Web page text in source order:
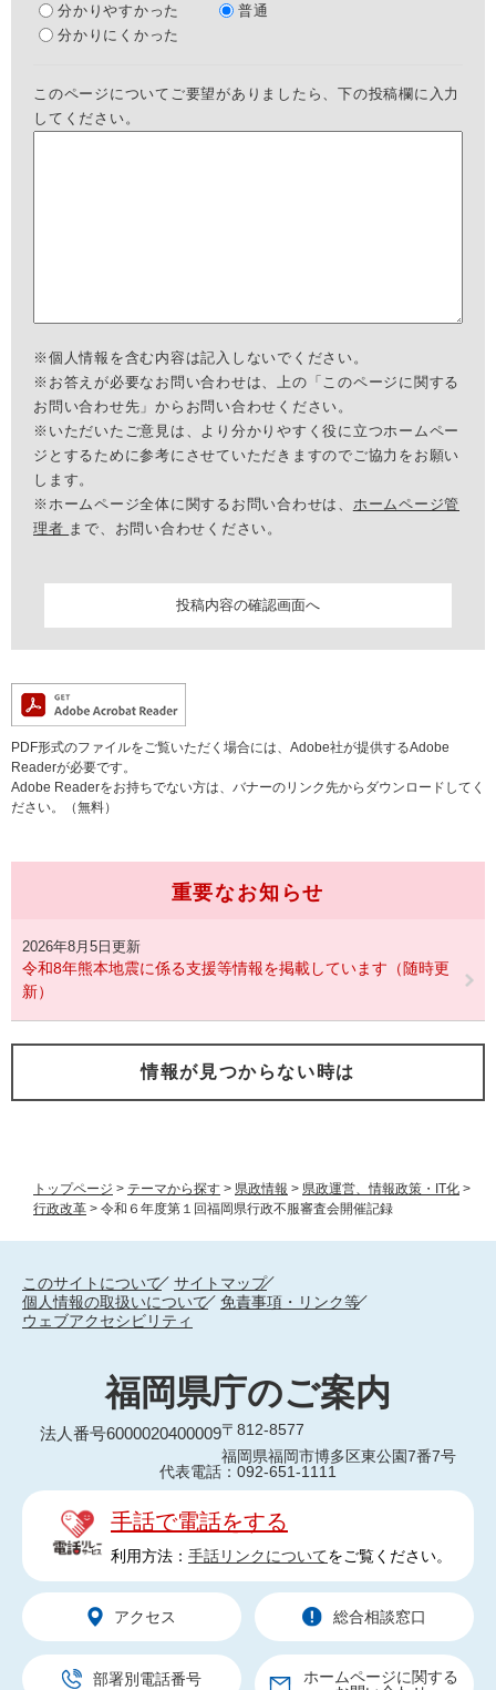
トップページ > テーマから探す > 県政情報 > 県政運営、情報政策・IT化 >
行政改革 > 令和６年度第１回福岡県行政不服審査会開催記録
分かりやすかった
普通
分かりにくかった
このページについてご要望がありましたら、下の投稿欄に入力
してください。
※個人情報を含む内容は記入しないでください。
※お答えが必要なお問い合わせは、上の「このページに関する
お問い合わせ先」からお問い合わせください。
※いただいたご意見は、より分かりやすく役に立つホームペー
ジとするために参考にさせていただきますのでご協力をお願い
します。
※ホームページ全体に関するお問い合わせは、 ホームページ管
理者 まで、お問い合わせください。
PDF形式のファイルをご覧いただく場合には、Adobe社が提供するAdobe
Readerが必要です。
Adobe Readerをお持ちでない方は、バナーのリンク先からダウンロードしてく
ださい。（無料）
重要なお知らせ
2026年8月5日更新
令和8年熊本地震に係る支援等情報を掲載しています（随時更
新）
情報が見つからない時は
このサイトについて
サイトマップ
個人情報の取扱いについて
免責事項・リンク等
ウェブアクセシビリティ
福岡県庁のご案内
法人番号6000020400009〒812-8577
福岡県福岡市博多区東公園7番7号
代表電話：092-651-1111
手話で電話をする
利用方法： 手話リンクについてをご覧ください。
アクセス 総合相談窓口
部署別電話番号
ホームページに関する